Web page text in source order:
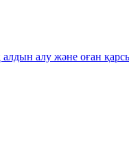
алу және оған